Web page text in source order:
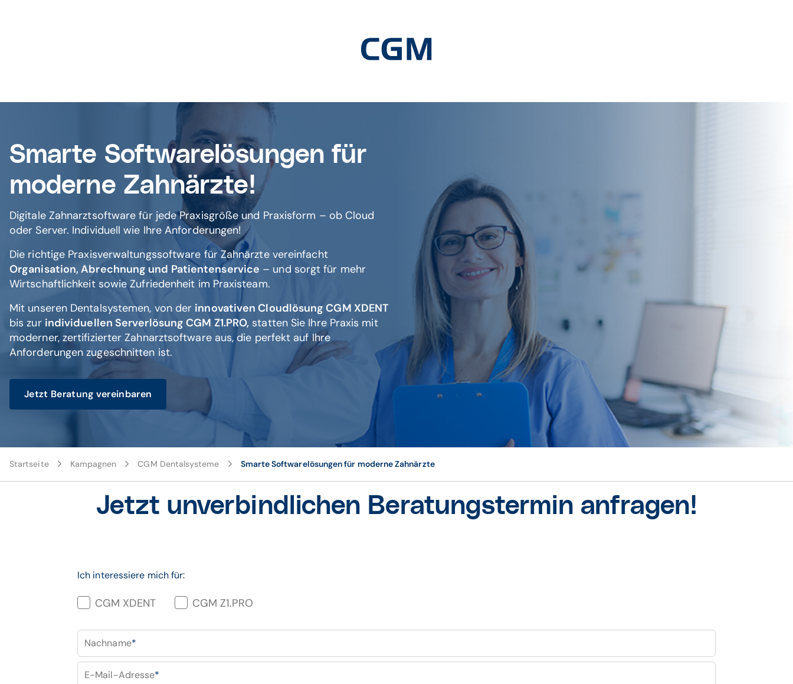
Smarte Softwarelösungen für
moderne Zahnärzte!
Digitale Zahnarztsoftware für jede Praxisgröße und Praxisform – ob Cloud
oder Server. Individuell wie Ihre Anforderungen!
Die richtige Praxisverwaltungssoftware für Zahnärzte vereinfacht
Organisation, Abrechnung und Patientenservice – und sorgt für mehr
Wirtschaftlichkeit sowie Zufriedenheit im Praxisteam.
Mit unseren Dentalsystemen, von der innovativen Cloudlösung CGM XDENT
bis zur individuellen Serverlösung CGM Z1.PRO, statten Sie Ihre Praxis mit
moderner, zertifizierter Zahnarztsoftware aus, die perfekt auf Ihre
Anforderungen zugeschnitten ist.
Jetzt Beratung vereinbaren
Startseite Kampagnen CGM Dentalsysteme Smarte Softwarelösungen für moderne Zahnärzte
Jetzt unverbindlichen Beratungstermin anfragen!
Ich interessiere mich für:
CGM XDENT CGM Z1.PRO
Nachname*
E-Mail-Adresse*